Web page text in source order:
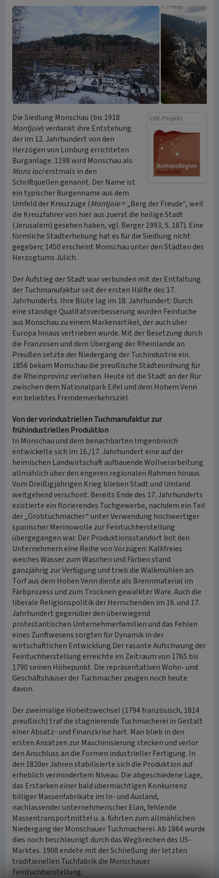
LVR-Projekt
Die Siedlung Monschau (bis 1918
Montjoie) verdankt ihre Entstehung
der im 12. Jahrhundert von den
Herzögen von Limburg errichteten
Burganlage. 1198 wird Monschau als
Mons Iocierstmals in den
Schriftquellen genannt. Der Name ist
ein typischer Burgenname aus dem
Umfeld der Kreuzzüge (Montjoie= „Berg der Freude“, weil
die Kreuzfahrer von hier aus zuerst die heilige Stadt
(Jerusalem) gesehen haben, vgl. Berger 1993, S. 187). Eine
förmliche Stadterhebung hat es für die Siedlung nicht
gegeben; 1450 erscheint Monschau unter den Städten des
Herzogtums Jülich.
Der Aufstieg der Stadt war verbunden mit der Entfaltung
der Tuchmanufaktur seit der ersten Hälfte des 17.
Jahrhunderts. Ihre Blüte lag im 18. Jahrhundert: Durch
eine ständige Qualitätsverbesserung wurden Feintuche
aus Monschau zu einem Markenartikel, der auch über
Europa hinaus vertrieben wurde. Mit der Besetzung durch
die Franzosen und dem Übergang der Rheinlande an
Preußen setzte der Niedergang der Tuchindustrie ein.
1856 bekam Monschau die preußische Städteordnung für
die Rheinprovinz verliehen. Heute ist die Stadt an der Rur
zwischen dem Nationalpark Eifel und dem Hohem Venn
ein beliebtes Fremdenverkehrsziel.
Von der vorindustriellen Tuchmanufaktur zur
frühindustriellen Produktion
In Monschau und dem benachbarten Imgenbroich
entwickelte sich im 16./17. Jahrhundert eine auf der
heimischen Landwirtschaft aufbauende Wollverarbeitung
allmählich über den engeren regionalen Rahmen hinaus.
Vom Dreißigjährigen Krieg blieben Stadt und Umland
weitgehend verschont. Bereits Ende des 17. Jahrhunderts
existierte ein florierendes Tuchgewerbe, nachdem ein Teil
der „Grobtuchmacher“ unter Verwendung hochwertiger
spanischer Merinowolle zur Feintuchherstellung
übergegangen war. Der Produktionsstandort bot den
Unternehmern eine Reihe von Vorzügen: Kalkfreies
weiches Wasser zum Waschen und Färben stand
ganzjährig zur Verfügung und trieb die Walkmühlen an.
Torf aus dem Hohen Venn diente als Brennmaterial im
Färbprozess und zum Trocknen gewalkter Ware. Auch die
liberale Religionspolitik der Herrschenden im 16. und 17.
Jahrhundert gegenüber den überwiegend
protestantischen Unternehmerfamilien und das Fehlen
eines Zunftwesens sorgten für Dynamik in der
wirtschaftlichen Entwicklung.Der rasante Aufschwung der
Feintuchherstellung erreichte im Zeitraum von 1765 bis
1790 seinen Höhepunkt. Die repräsentativen Wohn- und
Geschäftshäuser der Tuchmacher zeugen noch heute
davon.
Der zweimalige Hoheitswechsel (1794 französisch, 1814
preußisch) traf die stagnierende Tuchmacherei in Gestalt
einer Absatz- und Finanzkrise hart. Man blieb in den
ersten Ansätzen zur Maschinisierung stecken und verlor
den Anschluss an die Formen industrieller Fertigung. In
den 1820er Jahren stabilisierte sich die Produktion auf
erheblich vermindertem Niveau. Die abgeschiedene Lage,
das Erstarken einer bald übermächtigen Konkurrenz
billiger Massenfabrikate im In- und Ausland,
nachlassender unternehmerischer Elan, fehlende
Massentransportmittel u. a. führten zum allmählichen
Niedergang der Monschauer Tuchmacherei. Ab 1864 wurde
dies noch beschleunigt durch das Wegbrechen des US-
Marktes. 1908 endete mit der Schließung der letzten
traditionellen Tuchfabrik die Monschauer
Feintuchherstellung.